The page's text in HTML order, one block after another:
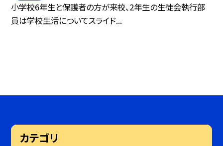
小学校6年生と保護者の方が来校、2年生の生徒会執行部
員は学校生活についてスライド...
カテゴリ